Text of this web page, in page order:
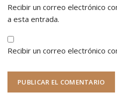
Recibir un correo electrónico
a esta entrada.
Recibir un correo electrónico